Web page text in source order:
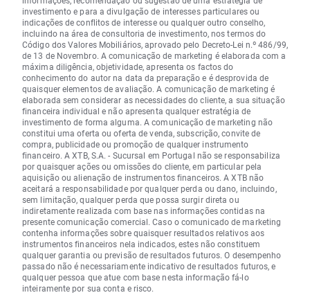
investimento e para a divulgação de interesses particulares ou
indicações de conflitos de interesse ou qualquer outro conselho,
incluindo na área de consultoria de investimento, nos termos do
Código dos Valores Mobiliários, aprovado pelo Decreto-Lei n.º 486/99,
de 13 de Novembro. A comunicação de marketing é elaborada com a
máxima diligência, objetividade, apresenta os factos do
conhecimento do autor na data da preparação e é desprovida de
quaisquer elementos de avaliação. A comunicação de marketing é
elaborada sem considerar as necessidades do cliente, a sua situação
financeira individual e não apresenta qualquer estratégia de
investimento de forma alguma. A comunicação de marketing não
constitui uma oferta ou oferta de venda, subscrição, convite de
compra, publicidade ou promoção de qualquer instrumento
financeiro. A XTB, S.A. - Sucursal em Portugal não se responsabiliza
por quaisquer ações ou omissões do cliente, em particular pela
aquisição ou alienação de instrumentos financeiros. A XTB não
aceitará a responsabilidade por qualquer perda ou dano, incluindo,
sem limitação, qualquer perda que possa surgir direta ou
indiretamente realizada com base nas informações contidas na
presente comunicação comercial. Caso o comunicado de marketing
contenha informações sobre quaisquer resultados relativos aos
instrumentos financeiros nela indicados, estes não constituem
qualquer garantia ou previsão de resultados futuros. O desempenho
passado não é necessariamente indicativo de resultados futuros, e
qualquer pessoa que atue com base nesta informação fá-lo
inteiramente por sua conta e risco.